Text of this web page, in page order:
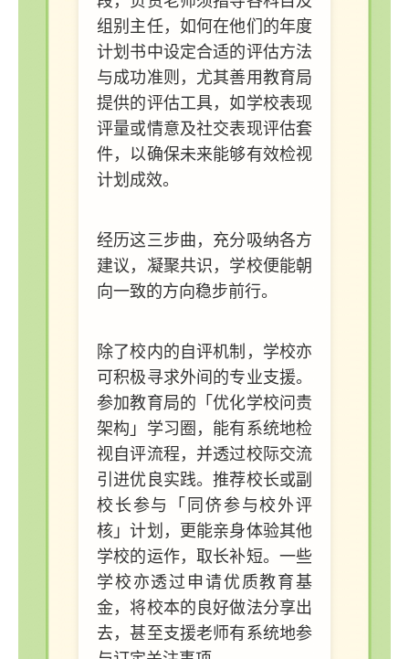
组别主任，如何在他们的年度
计划书中设定合适的评估方法
与成功准则，尤其善用教育局
提供的评估工具，如学校表现
评量或情意及社交表现评估套
件，以确保未来能够有效检视
计划成效。
经历这三步曲，充分吸纳各方
建议，凝聚共识，学校便能朝
向一致的方向稳步前行。
除了校内的自评机制，学校亦
可积极寻求外间的专业支援。
参加教育局的「优化学校问责
架构」学习圈，能有系统地检
视自评流程，并透过校际交流
引进优良实践。推荐校长或副
校长参与「同侪参与校外评
核」计划，更能亲身体验其他
学校的运作，取长补短。一些
学校亦透过申请优质教育基
金，将校本的良好做法分享出
去，甚至支援老师有系统地参